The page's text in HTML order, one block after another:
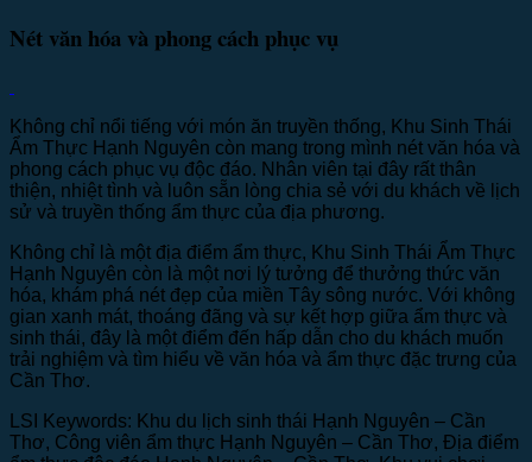
Nét văn hóa và phong cách phục vụ
Không chỉ nổi tiếng với món ăn truyền thống, Khu Sinh Thái
Ẩm Thực Hạnh Nguyên còn mang trong mình nét văn hóa và
phong cách phục vụ độc đáo. Nhân viên tại đây rất thân
thiện, nhiệt tình và luôn sẵn lòng chia sẻ với du khách về lịch
sử và truyền thống ẩm thực của địa phương.
Không chỉ là một địa điểm ẩm thực, Khu Sinh Thái Ẩm Thực
Hạnh Nguyên còn là một nơi lý tưởng để thưởng thức văn
hóa, khám phá nét đẹp của miền Tây sông nước. Với không
gian xanh mát, thoáng đãng và sự kết hợp giữa ẩm thực và
sinh thái, đây là một điểm đến hấp dẫn cho du khách muốn
trải nghiệm và tìm hiểu về văn hóa và ẩm thực đặc trưng của
Cần Thơ.
LSI Keywords: Khu du lịch sinh thái Hạnh Nguyên – Cần
Thơ, Công viên ẩm thực Hạnh Nguyên – Cần Thơ, Địa điểm